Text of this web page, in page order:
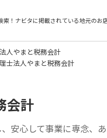
索！ ナビタに掲載されている地元のお
人やまと税務会計
士法人やまと税務会計
会計
安心して事業に専念、